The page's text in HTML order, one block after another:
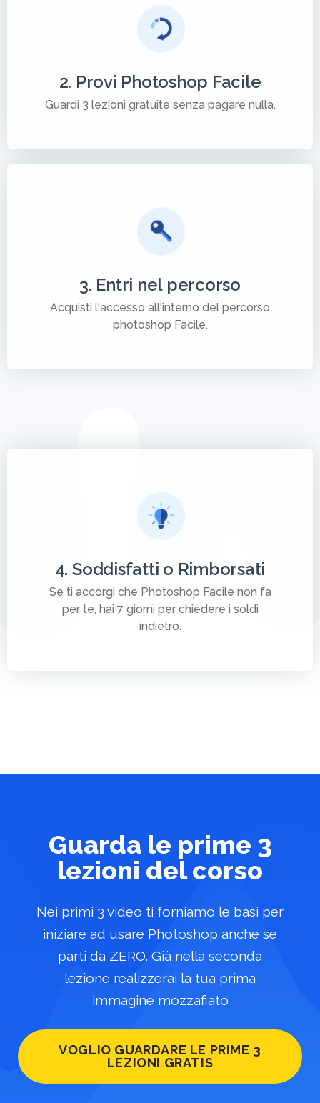
2. Provi Photoshop Facile
Guardi 3 lezioni gratuite senza pagare nulla.
3. Entri nel percorso
Acquisti l'accesso all'interno del percorso
photoshop Facile.
4. Soddisfatti o Rimborsati
Se ti accorgi che Photoshop Facile non fa
per te, hai 7 giorni per chiedere i soldi
indietro.
Guarda le prime 3
lezioni del corso
Nei primi 3 video ti forniamo le basi per
iniziare ad usare Photoshop anche se
parti da ZERO. Già nella seconda
lezione realizzerai la tua prima
immagine mozzafiato
VOGLIO GUARDARE LE PRIME 3
LEZIONI GRATIS